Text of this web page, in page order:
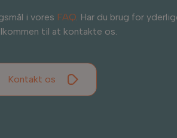
i vores FAQ. Har du brug for
til at kontakte os.
Kontakt os